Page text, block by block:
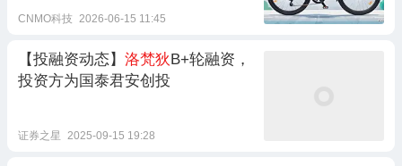
CNMO科技 2026-06-15 11:45
【投融资动态】 洛梵狄 B+轮融资，
投资方为国泰君安创投
证券之星 2025-09-15 19:28